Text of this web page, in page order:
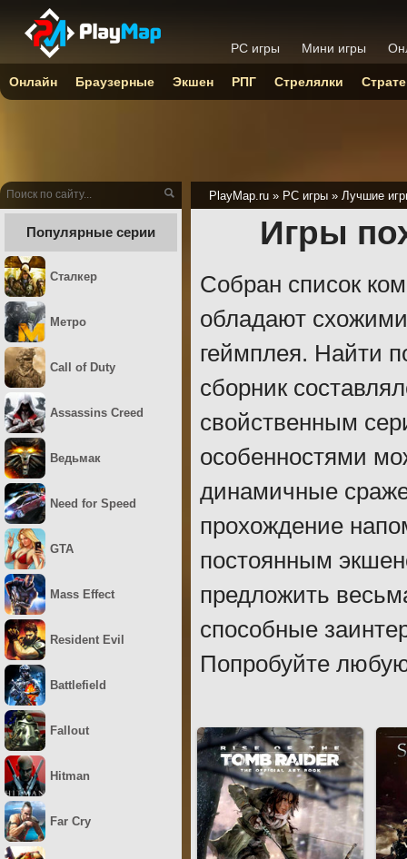
PlayMap.ru » PC игры » Лучшие
Игры
Собран список
обладают
геймплея. Найти
сборник
свойственным
особенностями
динамичные
прохождение
постоянным
предложить
способные
Попробуйте
Популярные серии
Сталкер
Метро
Call of Duty
Assassins Creed
Ведьмак
Need for Speed
GTA
Mass Effect
Resident Evil
Battlefield
Fallout
Hitman
Far Cry
PC игры Мини игры
Онлайн Браузерные Экшен РПГ Стрелялки